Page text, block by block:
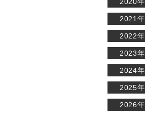
2021年
2022年
2023年
2024年
2025年
2026年